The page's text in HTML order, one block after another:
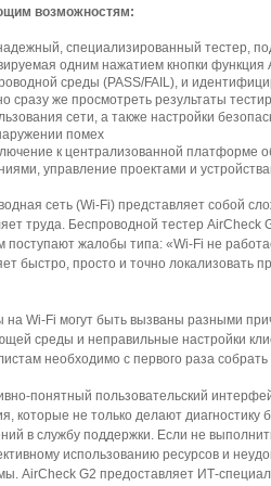
возможностям:
специализированный тестер,
одним нажатием кнопки
среды (PASS/FAIL), и
сразу же просмотреть результаты
сети, а также настройки
помех
к централизованной платформе
управление проектами и
сеть (Wi-Fi) представляет собой
труда. Беспроводной тестер
поступают жалобы типа: «Wi-Fi не
быстро, просто и точно локализовать
Wi-Fi могут быть вызваны разными
среды и неправильные настройки
необходимо с первого раза
понятный пользовательский
которые не только делают
в службу поддержки. Если не
использованию ресурсов и
AirCheck G2 предоставляет ИТ-